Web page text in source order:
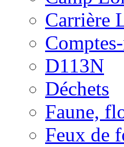
Carrière
D113N
Déchets
Faune,
Feux de